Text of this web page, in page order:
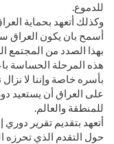
للدموع.
وكذلك أتعهد بحماية
أسمح بان يكون العراق
بهذا الصدد من المجتمع
هذه المرحلة الحساسة
بأسره خاصة وإننا لا
على العراق أن يستعيد
للمنطقة والعالم.
أتعهد بتقديم تقرير
حول التقدم الذي تحرزه